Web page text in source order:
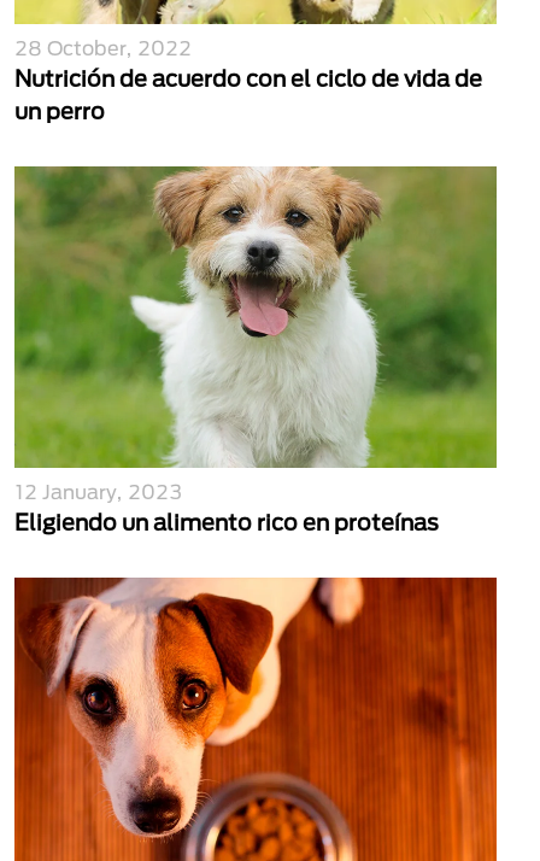
28 October, 2022
Nutrición de acuerdo con el ciclo de vida de
un perro
12 January, 2023
Eligiendo un alimento rico en proteínas